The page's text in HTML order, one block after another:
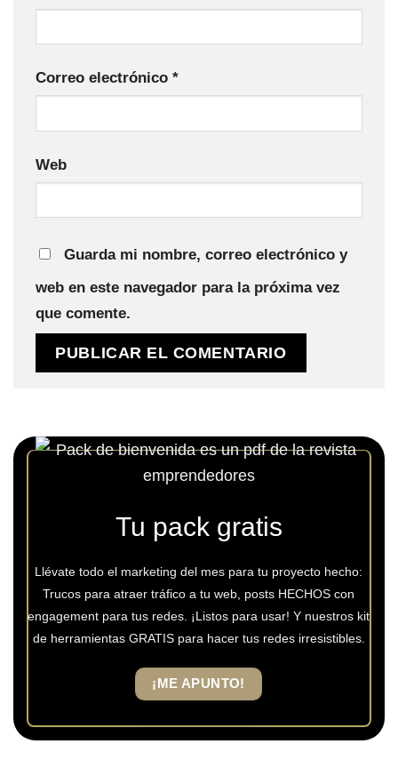
Correo electrónico *
Web
Guarda mi nombre, correo electrónico y
web en este navegador para la próxima vez
que comente.
Tu pack gratis
Llévate todo el marketing del mes para tu proyecto hecho:
Trucos para atraer tráfico a tu web, posts HECHOS con
engagement para tus redes. ¡Listos para usar! Y nuestros kit
de herramientas GRATIS para hacer tus redes irresistibles.
¡ME APUNTO!